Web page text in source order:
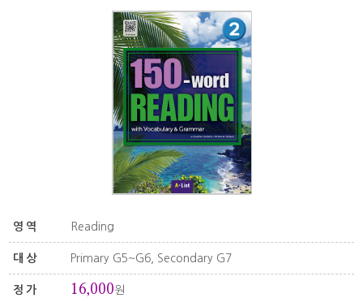
영역 Reading
대상 Primary G5~G6, Secondary G7
정가 16,000원